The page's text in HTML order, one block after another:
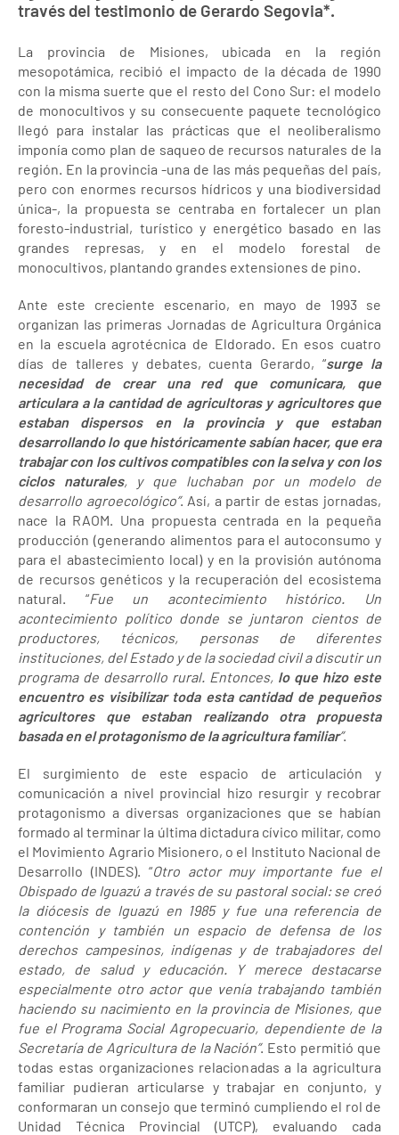
través del testimonio de Gerardo Segovia*.
La provincia de Misiones, ubicada en la región
mesopotámica, recibió el impacto de la década de 1990
con la misma suerte que el resto del Cono Sur: el modelo
de monocultivos y su consecuente paquete tecnológico
llegó para instalar las prácticas que el neoliberalismo
imponía como plan de saqueo de recursos naturales de la
región. En la provincia -una de las más pequeñas del país,
pero con enormes recursos hídricos y una biodiversidad
única-, la propuesta se centraba en fortalecer un plan
foresto-industrial, turístico y energético basado en las
grandes represas, y en el modelo forestal de
monocultivos, plantando grandes extensiones de pino.
Ante este creciente escenario, en mayo de 1993 se
organizan las primeras Jornadas de Agricultura Orgánica
en la escuela agrotécnica de Eldorado. En esos cuatro
días de talleres y debates, cuenta Gerardo, “surge la
necesidad de crear una red que comunicara, que
articulara a la cantidad de agricultoras y agricultores que
estaban dispersos en la provincia y que estaban
desarrollando lo que históricamente sabían hacer, que era
trabajar con los cultivos compatibles con la selva y con los
ciclos naturales, y que luchaban por un modelo de
desarrollo agroecológico”. Así, a partir de estas jornadas,
nace la RAOM. Una propuesta centrada en la pequeña
producción (generando alimentos para el autoconsumo y
para el abastecimiento local) y en la provisión autónoma
de recursos genéticos y la recuperación del ecosistema
natural. “Fue un acontecimiento histórico. Un
acontecimiento político donde se juntaron cientos de
productores, técnicos, personas de diferentes
instituciones, del Estado y de la sociedad civil a discutir un
programa de desarrollo rural. Entonces, lo que hizo este
encuentro es visibilizar toda esta cantidad de pequeños
agricultores que estaban realizando otra propuesta
basada en el protagonismo de la agricultura familiar”.
El surgimiento de este espacio de articulación y
comunicación a nivel provincial hizo resurgir y recobrar
protagonismo a diversas organizaciones que se habían
formado al terminar la última dictadura cívico militar, como
el Movimiento Agrario Misionero, o el Instituto Nacional de
Desarrollo (INDES). “Otro actor muy importante fue el
Obispado de Iguazú a través de su pastoral social: se creó
la diócesis de Iguazú en 1985 y fue una referencia de
contención y también un espacio de defensa de los
derechos campesinos, indígenas y de trabajadores del
estado, de salud y educación. Y merece destacarse
especialmente otro actor que venía trabajando también
haciendo su nacimiento en la provincia de Misiones, que
fue el Programa Social Agropecuario, dependiente de la
Secretaría de Agricultura de la Nación”. Esto permitió que
todas estas organizaciones relacionadas a la agricultura
familiar pudieran articularse y trabajar en conjunto, y
conformaran un consejo que terminó cumpliendo el rol de
Unidad Técnica Provincial (UTCP), evaluando cada